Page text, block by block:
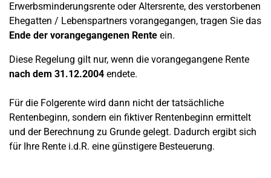
Erwerbsminderungsrente oder Altersrente, des verstorbenen
Ehegatten / Lebenspartners vorangegangen, tragen Sie das
Ende der vorangegangenen Rente ein.
Diese Regelung gilt nur, wenn die vorangegangene Rente
nach dem 31.12.2004 endete.
Für die Folgerente wird dann nicht der tatsächliche
Rentenbeginn, sondern ein fiktiver Rentenbeginn ermittelt
und der Berechnung zu Grunde gelegt. Dadurch ergibt sich
für Ihre Rente i.d.R. eine günstigere Besteuerung.